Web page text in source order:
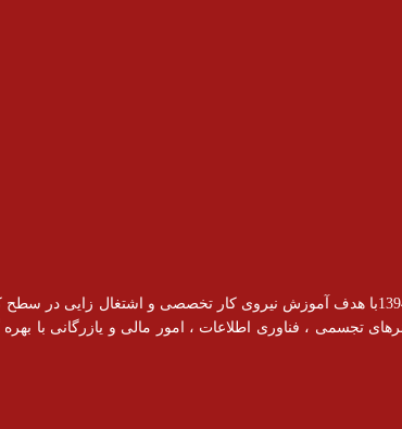
آموزشگاه رادیس با مجوز رسمی از سازمان فنی و حرفه ای فعالیت خود را از سال 1394با هدف آموزش
تجسمی ، فناوری اطلاعات ، امور مالی و یازرگانی با بهره